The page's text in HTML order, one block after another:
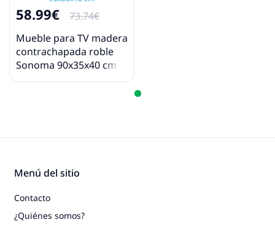
58.99€
73.74€
Mueble para TV madera
contrachapada roble
Sonoma 90x35x40 cm
Menú del sitio
Contacto
¿Quiénes somos?